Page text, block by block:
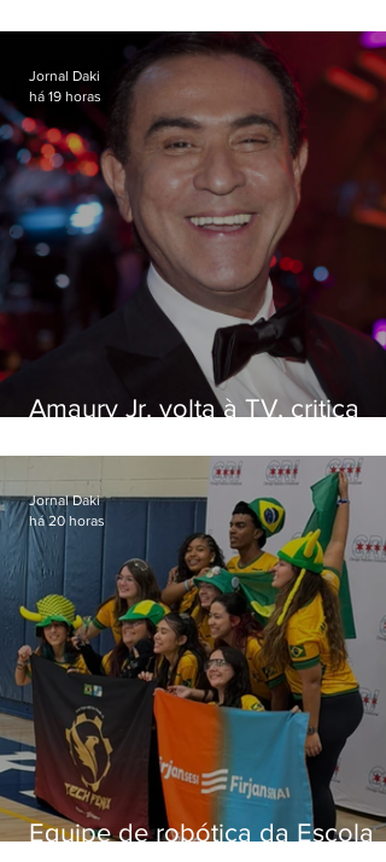
Amaury Jr. volta à TV, critica
viraram colunistas de si
Jornal Daki
há 19 horas
Equipe de robótica da Escola
Jornal Daki
há 20 horas